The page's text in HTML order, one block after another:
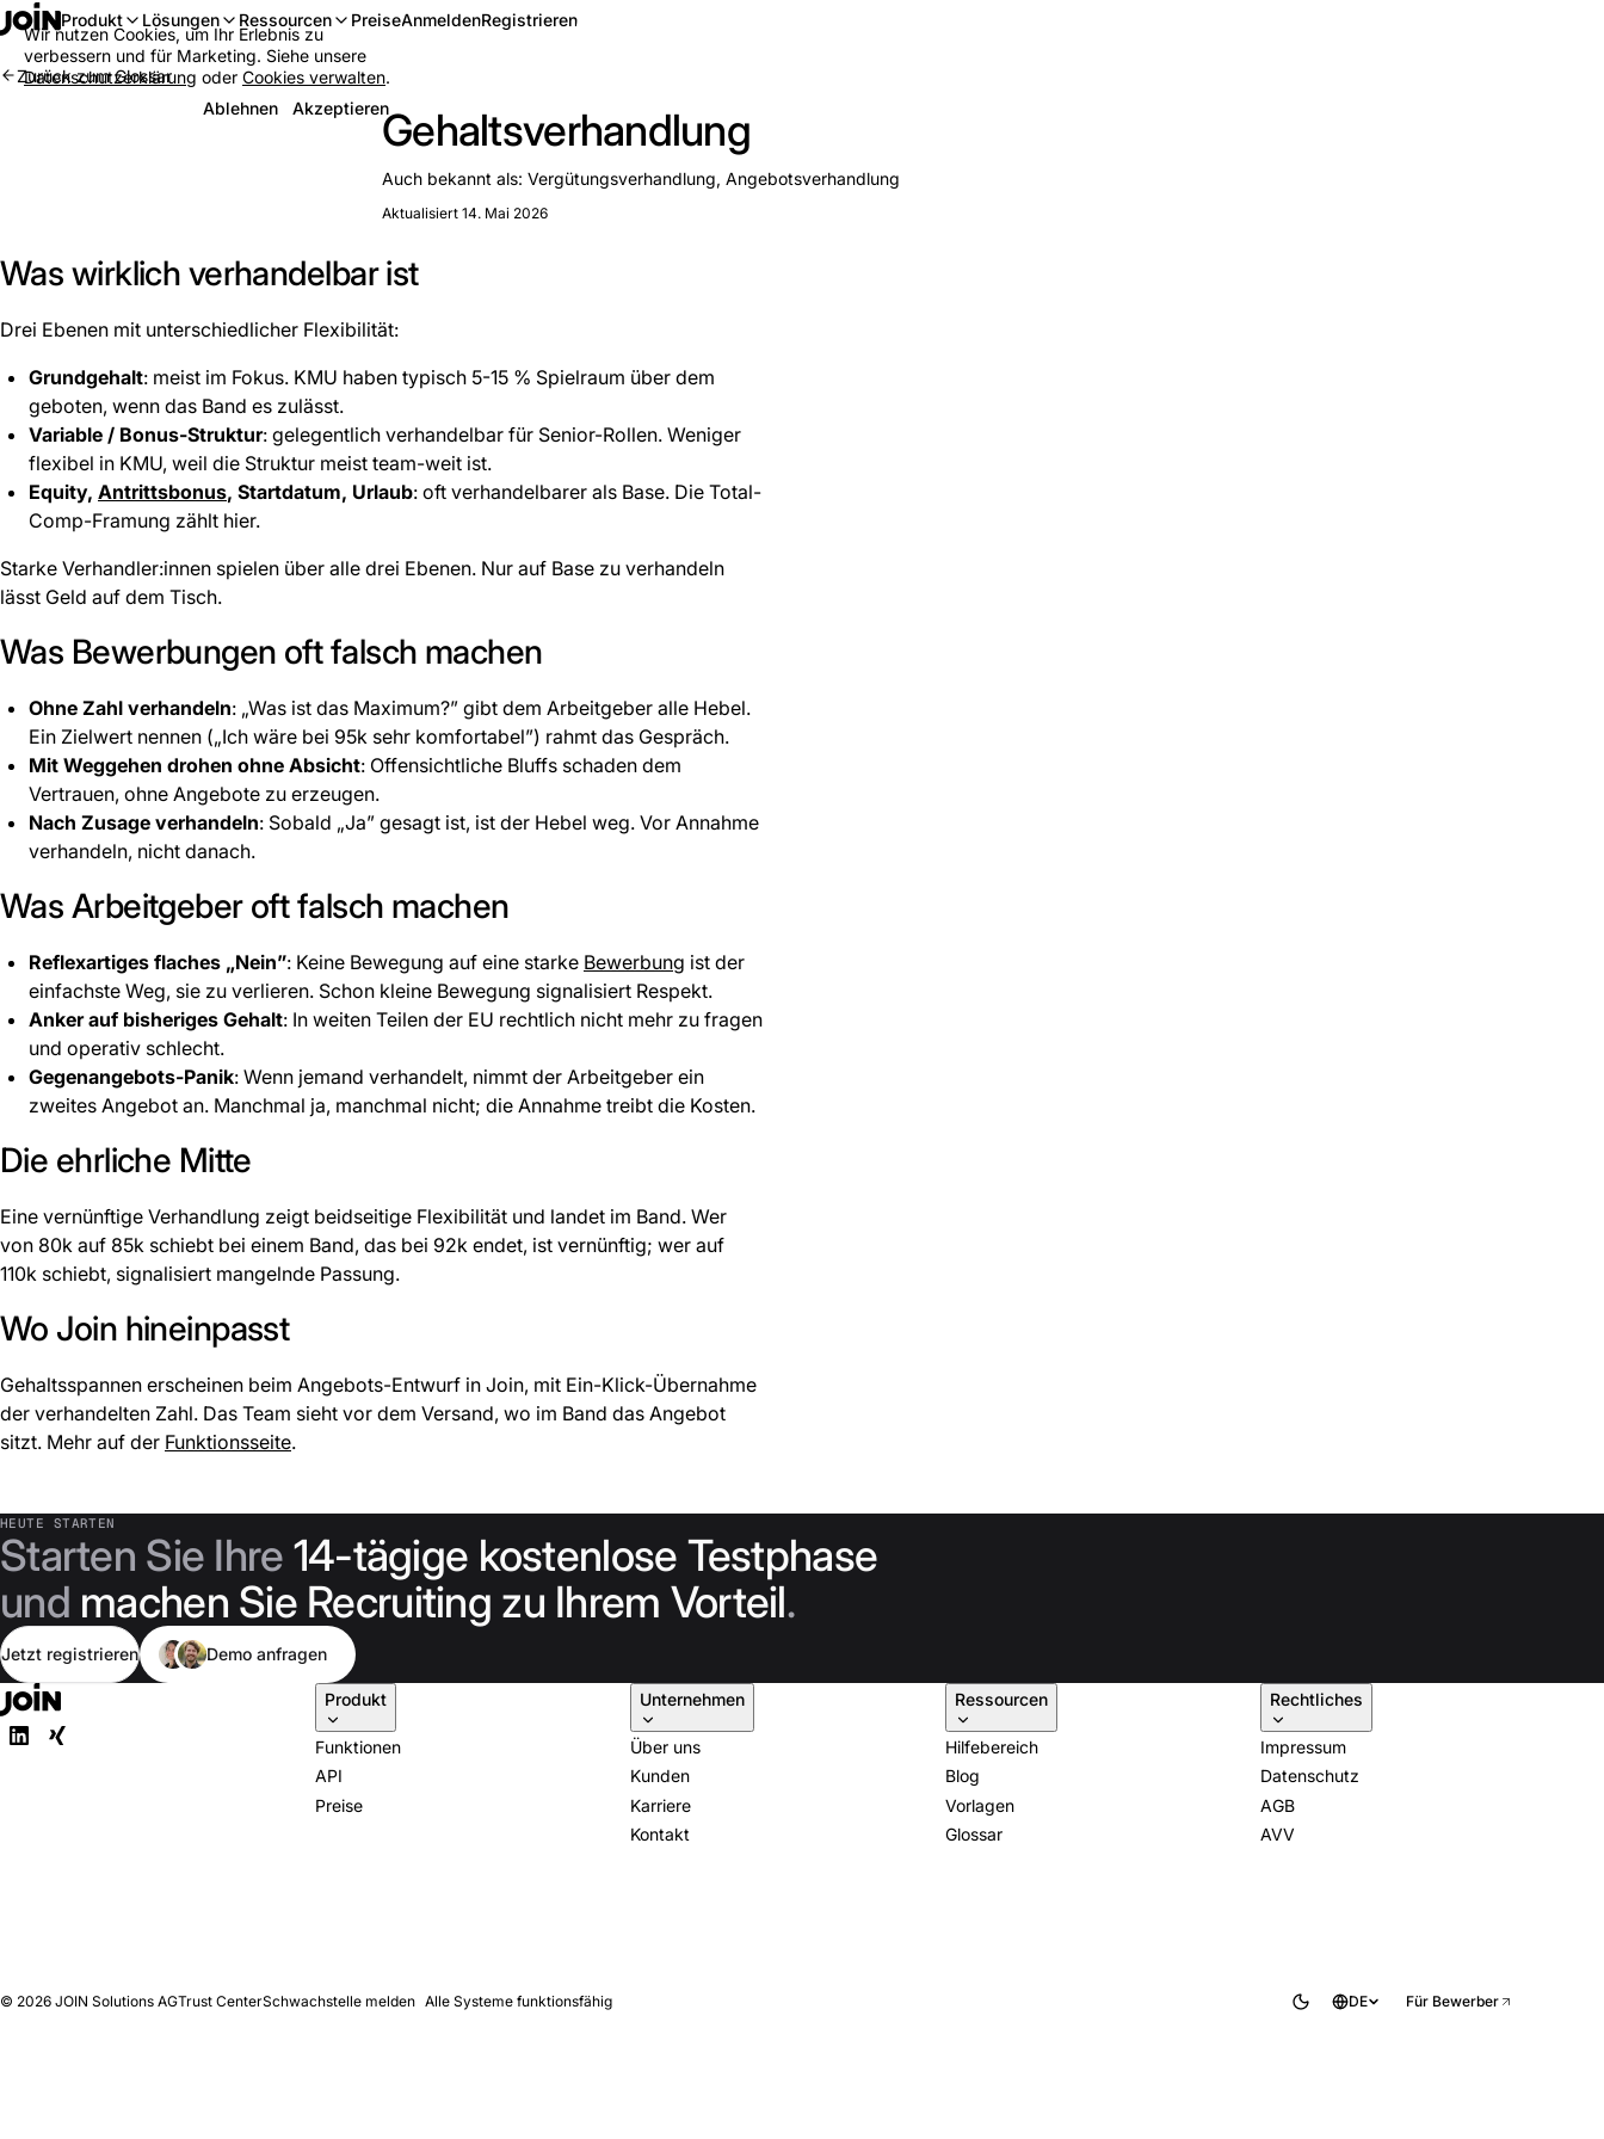
Produkt Lösungen Ressourcen PreiseAnmeldenRegistrieren
Zurück zum Glossar
Gehaltsverhandlung
Auch bekannt als: Vergütungsverhandlung, Angebotsverhandlung
Aktualisiert 14. Mai 2026
Was wirklich verhandelbar ist
Drei Ebenen mit unterschiedlicher Flexibilität:
Grundgehalt: meist im Fokus. KMU haben typisch 5-15 % Spielraum über dem
geboten, wenn das Band es zulässt.
Variable / Bonus-Struktur: gelegentlich verhandelbar für Senior-Rollen. Weniger
flexibel in KMU, weil die Struktur meist team-weit ist.
Equity, Antrittsbonus, Startdatum, Urlaub: oft verhandelbarer als Base. Die Total-
Comp-Framung zählt hier.
Starke Verhandler:innen spielen über alle drei Ebenen. Nur auf Base zu verhandeln
lässt Geld auf dem Tisch.
Was Bewerbungen oft falsch machen
Ohne Zahl verhandeln: „Was ist das Maximum?” gibt dem Arbeitgeber alle Hebel.
Ein Zielwert nennen („Ich wäre bei 95k sehr komfortabel”) rahmt das Gespräch.
Mit Weggehen drohen ohne Absicht: Offensichtliche Bluffs schaden dem
Vertrauen, ohne Angebote zu erzeugen.
Nach Zusage verhandeln: Sobald „Ja” gesagt ist, ist der Hebel weg. Vor Annahme
verhandeln, nicht danach.
Was Arbeitgeber oft falsch machen
Reflexartiges flaches „Nein”: Keine Bewegung auf eine starke Bewerbung ist der
einfachste Weg, sie zu verlieren. Schon kleine Bewegung signalisiert Respekt.
Anker auf bisheriges Gehalt: In weiten Teilen der EU rechtlich nicht mehr zu fragen
und operativ schlecht.
Gegenangebots-Panik: Wenn jemand verhandelt, nimmt der Arbeitgeber ein
zweites Angebot an. Manchmal ja, manchmal nicht; die Annahme treibt die Kosten.
Die ehrliche Mitte
Eine vernünftige Verhandlung zeigt beidseitige Flexibilität und landet im Band. Wer
von 80k auf 85k schiebt bei einem Band, das bei 92k endet, ist vernünftig; wer auf
110k schiebt, signalisiert mangelnde Passung.
Wo Join hineinpasst
Gehaltsspannen erscheinen beim Angebots-Entwurf in Join, mit Ein-Klick-Übernahme
der verhandelten Zahl. Das Team sieht vor dem Versand, wo im Band das Angebot
sitzt. Mehr auf der Funktionsseite.
HEUTE STARTEN
Starten Sie Ihre 14-tägige kostenlose Testphase
und machen Sie Recruiting zu Ihrem Vorteil.
Jetzt registrieren Demo anfragen
Produkt
Funktionen
API
Preise
Unternehmen
Über uns
Kunden
Karriere
Kontakt
Ressourcen
Hilfebereich
Blog
Vorlagen
Glossar
Rechtliches
Impressum
Datenschutz
AGB
AVV
© 2026 JOIN Solutions AGTrust CenterSchwachstelle melden Alle Systeme funktionsfähig DE Für Bewerber
Wir nutzen Cookies, um Ihr Erlebnis zu
verbessern und für Marketing. Siehe unsere
Datenschutzerklärung oder Cookies verwalten.
Ablehnen
Akzeptieren